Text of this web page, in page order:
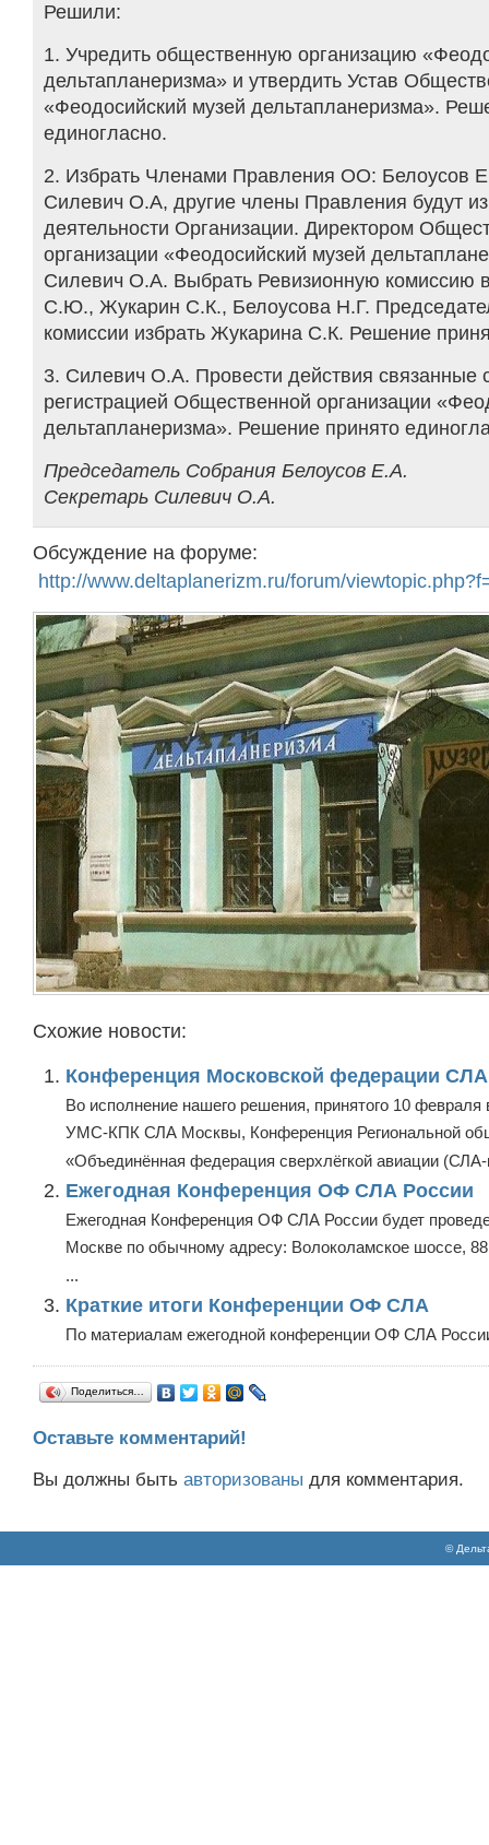
Решили:
1. Учредить общественную организацию
дельтапланеризма» и утвердить Устав
«Феодосийский музей дельтапланеризма».
единогласно.
2. Избрать Членами Правления ОО: Белоусов
Силевич О.А, другие члены Правления будут
деятельности Организации. Директором
организации «Феодосийский музей
Силевич О.А. Выбрать Ревизионную комиссию
С.Ю., Жукарин С.К., Белоусова Н.Г.
комиссии избрать Жукарина С.К. Решение
3. Силевич О.А. Провести действия связанные
регистрацией Общественной организации
дельтапланеризма». Решение принято
Председатель Собрания Белоусов Е.А.
Секретарь Силевич О.А.
Обсуждение на форуме:
http://www.deltaplanerizm.ru/forum/
Схожие новости:
Конференция Московской федерации СЛА
Во исполнение нашего решения, принятого 10 февраля
УМС-КПК СЛА Москвы, Конференция Региональной
«Объединённая федерация сверхлёгкой авиации
Ежегодная Конференция ОФ СЛА России
Ежегодная Конференция ОФ СЛА России будет
Москве по обычному адресу: Волоколамское шоссе,
...
Краткие итоги Конференции ОФ СЛА
По материалам ежегодной конференции ОФ СЛА
Поделиться…
Оставьте комментарий!
Вы должны быть авторизованы для комментария.
©